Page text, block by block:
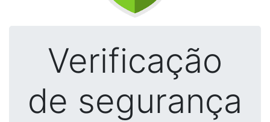
Verificação
de segurança